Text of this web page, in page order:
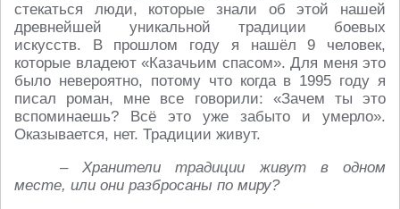
стекаться люди, которые знали об этой нашей
древнейшей уникальной традиции боевых
искусств. В прошлом году я нашёл 9 человек,
которые владеют «Казачьим спасом». Для меня это
было невероятно, потому что когда в 1995 году я
писал роман, мне все говорили: «Зачем ты это
вспоминаешь? Всё это уже забыто и умерло».
Оказывается, нет. Традиции живут.
– Хранители традиции живут в одном
месте, или они разбросаны по миру?